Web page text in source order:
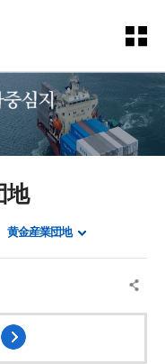
地
黄金産業団地